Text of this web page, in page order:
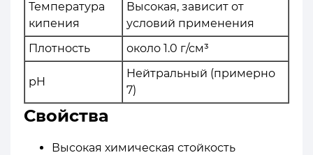
Температура
кипения
Высокая, зависит от
условий применения
Плотность
около 1.0 г/см³
pH
Нейтральный (примерно
7)
Свойства
Высокая химическая стойкость